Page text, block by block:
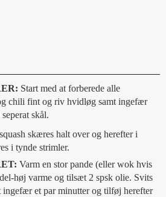
Start med at forberede alle
chili fint og riv hvidløg samt ingefær
skål.
skæres halt over og herefter i
i tynde strimler.
Varm en stor pande (eller wok hvis
høj varme og tilsæt 2 spsk olie. Svits
et par minutter og tilføj herefter